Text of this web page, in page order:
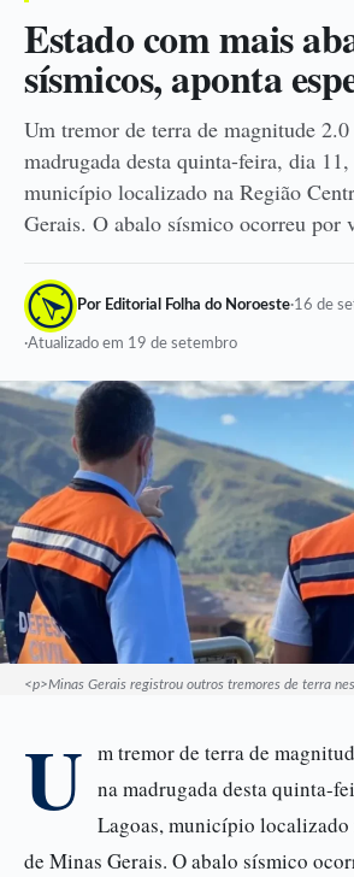
Estado com mais
sísmicos, aponta
Um tremor de terra de magnitude
madrugada desta quinta-feira, dia
município localizado na Região
Gerais. O abalo sísmico ocorreu
Por Editorial Folha do Noroeste·16 de
·Atualizado em 19 de setembro
<p>Minas Gerais registrou outros tremores de terra
U m tremor de terra de
na madrugada desta quinta-
Lagoas, município localizado
de Minas Gerais. O abalo sísmico